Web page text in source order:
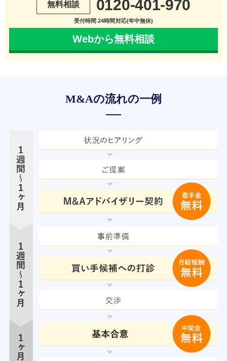
無料相談 0120-401-970
受付時間 24時間対応(年中無休)
Webから無料相談
M&Aの流れの一例